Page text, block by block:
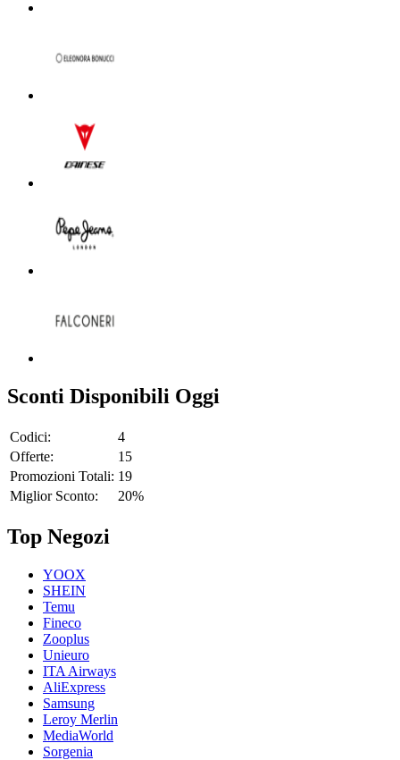
Sconti Disponibili Oggi
Codici:
4
Offerte:
15
Promozioni Totali: 19
Miglior Sconto:
20%
Top Negozi
YOOX
SHEIN
Temu
Fineco
Zooplus
Unieuro
ITA Airways
AliExpress
Samsung
Leroy Merlin
MediaWorld
Sorgenia